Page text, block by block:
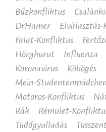
Bűzkonfliktus
DrHamer
Falat-Konfliktus
Hörghurut
Influenza
Koronavírus
Köhögés
Mein-
Motoros-Konfliktus
Rák
Rémület-
Tüdőgyulladás